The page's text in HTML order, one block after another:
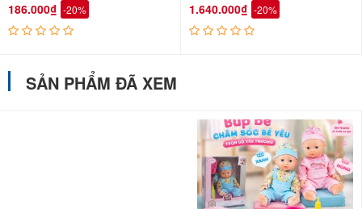
186.000₫ -20% 1.640.000₫ -20%
SẢN PHẨM ĐÃ XEM